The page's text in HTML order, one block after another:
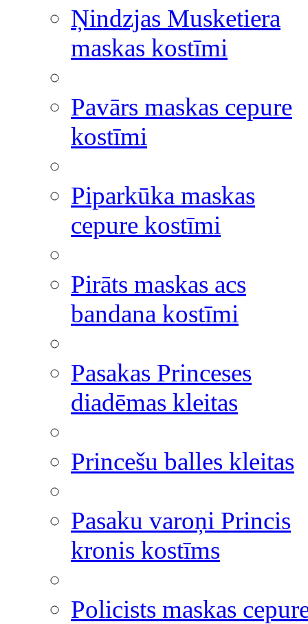
Ņindzjas Musketiera
maskas kostīmi
Pavārs maskas cepure
kostīmi
Piparkūka maskas
cepure kostīmi
Pirāts maskas acs
bandana kostīmi
Pasakas Princeses
diadēmas kleitas
Princešu balles kleitas
Pasaku varoņi Princis
kronis kostīms
Policists maskas